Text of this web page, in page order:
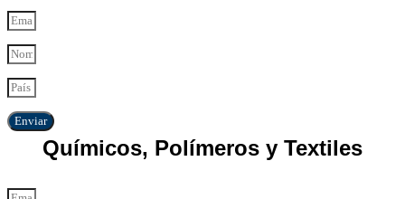
Enviar
Químicos, Polímeros y Textiles